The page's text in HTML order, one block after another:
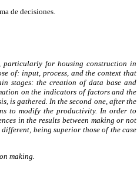
de decisiones.
particularly for housing construction in
of: input, process, and the context that
stages: the creation of data base and
on the indicators of factors and the
is gathered. In the second one, after the
to modify the productivity. In order to
in the results between making or not
being superior those of the case
making.